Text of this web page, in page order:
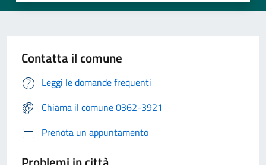
Contatta il comune
Leggi le domande frequenti
Chiama il comune 0362-3921
Prenota un appuntamento